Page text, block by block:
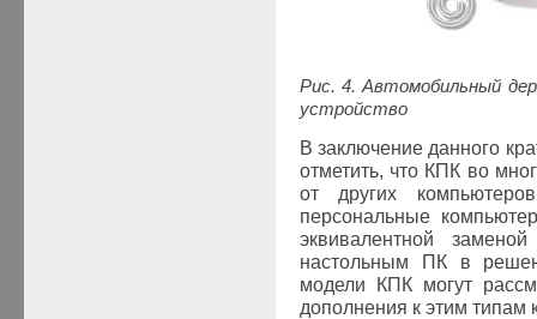
Рис. 4.Автомобильный
устройство
В заключение данного
отметить, что КПК во
от других
персональные
эквивалентной
настольным ПК в
модели КПК могут
дополнения к этим типам